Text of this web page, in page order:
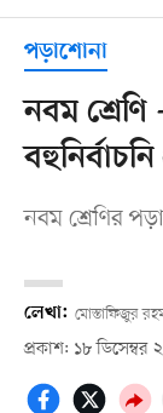
পড়াশোনা
নবম
নবম শ্রেণির
লেখা: মোস্তাফিজুর
প্রকাশ: ১৮